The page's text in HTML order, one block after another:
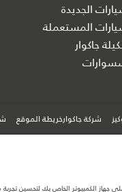
الجديدة
المستعملة
جاكوار
شركة جاكوارخريطة الموقع
جهاز الكمبيوتر الخاص بك لتحسين